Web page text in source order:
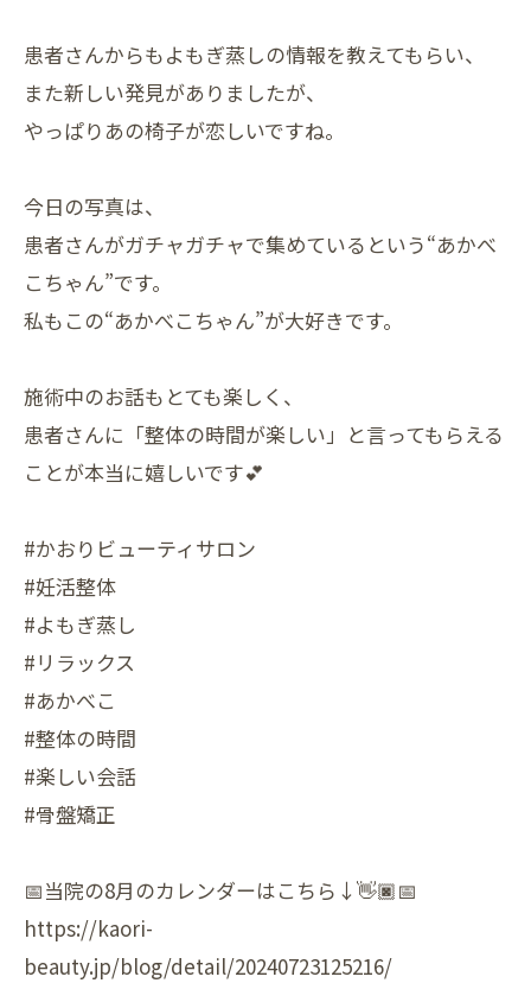
患者さんからもよもぎ蒸しの情報を教えてもらい、
また新しい発見がありましたが、
やっぱりあの椅子が恋しいですね。
今日の写真は、
患者さんがガチャガチャで集めているという“あかべ
こちゃん”です。
私もこの“あかべこちゃん”が大好きです。
施術中のお話もとても楽しく、
患者さんに「整体の時間が楽しい」と言ってもらえる
ことが本当に嬉しいです💕
#かおりビューティサロン
#妊活整体
#よもぎ蒸し
#リラックス
#あかべこ
#整体の時間
#楽しい会話
#骨盤矯正
📅当院の8月のカレンダーはこちら↓👋🏿📅
https://kaori-
beauty.jp/blog/detail/20240723125216/